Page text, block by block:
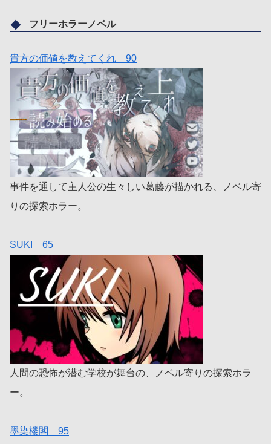
フリーホラーノベル
貴方の価値を教えてくれ 90
事件を通して主人公の生々しい葛藤が描かれる、ノベル寄
りの探索ホラー。
SUKI 65
人間の恐怖が潜む学校が舞台の、ノベル寄りの探索ホラ
ー。
墨染楼閣 95